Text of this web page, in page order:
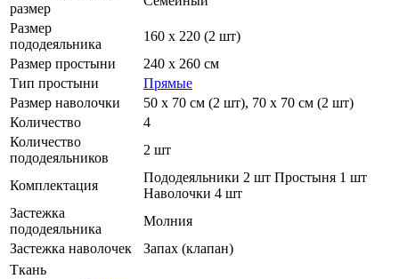
размер
Размер
пододеяльника
160 х 220 (2 шт)
Размер простыни
240 х 260 см
Тип простыни
Прямые
Размер наволочки
50 х 70 см (2 шт), 70 х 70 см (2 шт)
Количество
4
Количество
пододеяльников
2 шт
Комплектация
Пододеяльники 2 шт Простыня 1 шт
Наволочки 4 шт
Застежка
пододеяльника
Молния
Застежка наволочек
Запах (клапан)
Ткань